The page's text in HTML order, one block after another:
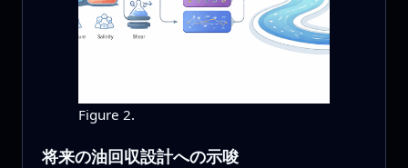
Figure 2.
将来の油回収設計への示唆